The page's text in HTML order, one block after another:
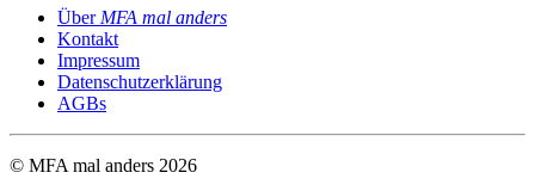
Über MFA mal anders
Kontakt
Impressum
Datenschutzerklärung
AGBs
© MFA mal anders 2026